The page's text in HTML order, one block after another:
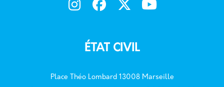
ÉTAT CIVIL
Place Théo Lombard 13008 Marseille